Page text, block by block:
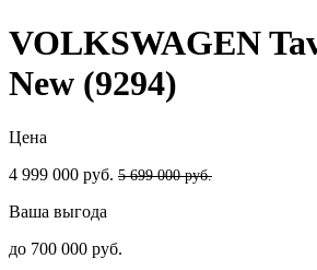
VOLKSWAGEN
New (9294)
Цена
4 999 000 руб. 5 699 000 руб.
Ваша выгода
до 700 000 руб.